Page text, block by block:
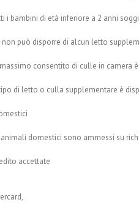
i bambini di età inferiore a 2 anni
non può disporre di alcun letto
consentito di culle in camera è
di letto o culla supplementare è
domestici sono ammessi su
accettate